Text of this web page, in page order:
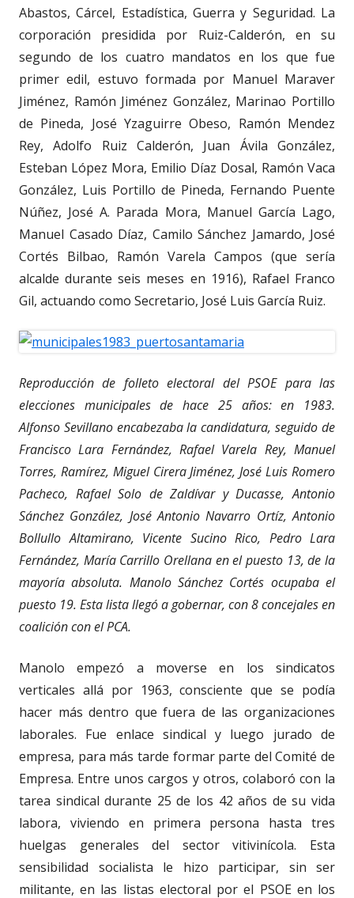
Abastos, Cárcel, Estadística, Guerra y Seguridad. La
corporación presidida por Ruiz-Calderón, en su
segundo de los cuatro mandatos en los que fue
primer edil, estuvo formada por Manuel Maraver
Jiménez, Ramón Jiménez González, Marinao Portillo
de Pineda, José Yzaguirre Obeso, Ramón Mendez
Rey, Adolfo Ruiz Calderón, Juan Ávila González,
Esteban López Mora, Emilio Díaz Dosal, Ramón Vaca
González, Luis Portillo de Pineda, Fernando Puente
Núñez, José A. Parada Mora, Manuel García Lago,
Manuel Casado Díaz, Camilo Sánchez Jamardo, José
Cortés Bilbao, Ramón Varela Campos (que sería
alcalde durante seis meses en 1916), Rafael Franco
Gil, actuando como Secretario, José Luis García Ruiz.
Reproducción de folleto electoral del PSOE para las
elecciones municipales de hace 25 años: en 1983.
Alfonso Sevillano encabezaba la candidatura, seguido de
Francisco Lara Fernández, Rafael Varela Rey, Manuel
Torres, Ramírez, Miguel Cirera Jiménez, José Luis Romero
Pacheco, Rafael Solo de Zaldívar y Ducasse, Antonio
Sánchez González, José Antonio Navarro Ortíz, Antonio
Bollullo Altamirano, Vicente Sucino Rico, Pedro Lara
Fernández, María Carrillo Orellana en el puesto 13, de la
mayoría absoluta. Manolo Sánchez Cortés ocupaba el
puesto 19. Esta lista llegó a gobernar, con 8 concejales en
coalición con el PCA.
Manolo empezó a moverse en los sindicatos
verticales allá por 1963, consciente que se podía
hacer más dentro que fuera de las organizaciones
laborales. Fue enlace sindical y luego jurado de
empresa, para más tarde formar parte del Comité de
Empresa. Entre unos cargos y otros, colaboró con la
tarea sindical durante 25 de los 42 años de su vida
labora, viviendo en primera persona hasta tres
huelgas generales del sector vitivinícola. Esta
sensibilidad socialista le hizo participar, sin ser
militante, en las listas electoral por el PSOE en los